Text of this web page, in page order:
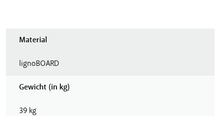
Material
lignoBOARD
Gewicht (in kg)
39 kg